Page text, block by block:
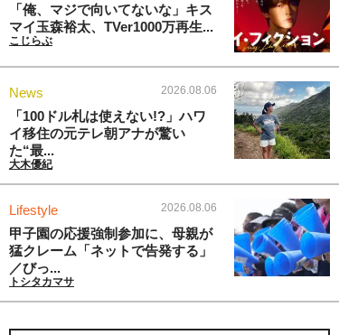
「俺、マジで向いてないな」キス
マイ玉森裕太、TVer1000万再生...
こじらぶ
News 2026.08.06
「100ドル札は使えない!?」ハワ
イ移住の元テレ朝アナが驚い
た“最...
大木優紀
Lifestyle 2026.08.06
甲子園の応援強制参加に、母親が
猛クレーム「ネットで告発する」
／びっ...
トシタカマサ